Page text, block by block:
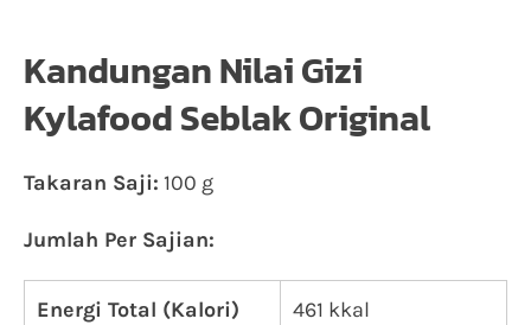
Kandungan Nilai Gizi
Kylafood Seblak Original
Takaran Saji: 100 g
Jumlah Per Sajian:
Energi Total (Kalori) 461 kkal